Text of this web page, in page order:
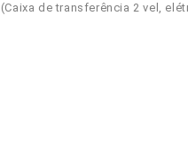
(Caixa de transferência 2 vel,